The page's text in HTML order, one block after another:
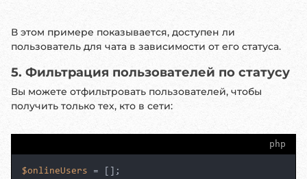
В этом примере показывается, доступен ли
пользователь для чата в зависимости от его статуса.
5. Фильтрация пользователей по статусу
Вы можете отфильтровать пользователей, чтобы
получить только тех, кто в сети:
php
$onlineUsers